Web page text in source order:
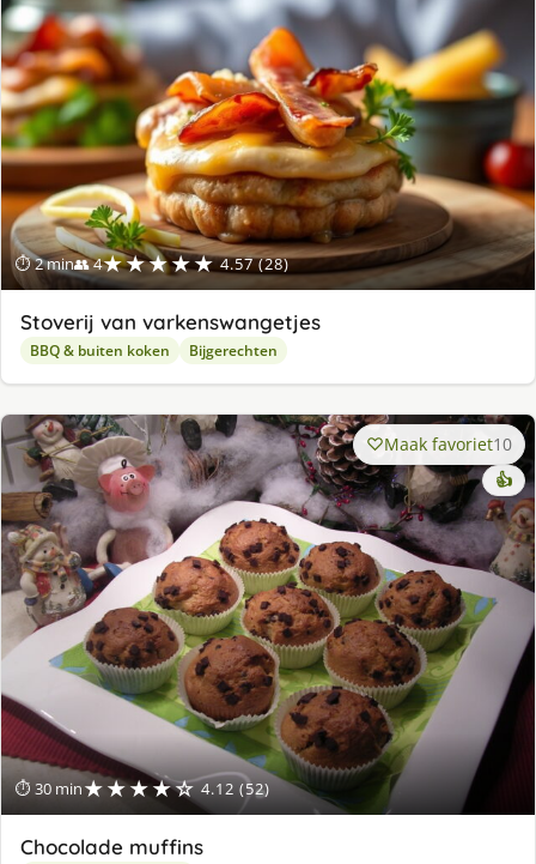
⏱ 2 min👥 4★★★★★ 4.57 (28)
Stoverij van varkenswangetjes
BBQ & buiten koken Bijgerechten
⏱ 30 min★★★★☆ 4.12 (52)
Maak favoriet10
👍
Chocolade muffins